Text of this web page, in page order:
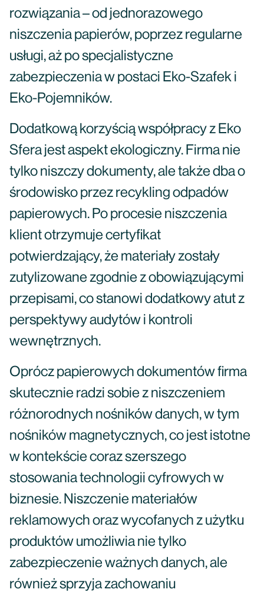
rozwiązania – od jednorazowego
niszczenia papierów, poprzez regularne
usługi, aż po specjalistyczne
zabezpieczenia w postaci Eko-Szafek i
Eko-Pojemników.
Dodatkową korzyścią współpracy z Eko
Sfera jest aspekt ekologiczny. Firma nie
tylko niszczy dokumenty, ale także dba o
środowisko przez recykling odpadów
papierowych. Po procesie niszczenia
klient otrzymuje certyfikat
potwierdzający, że materiały zostały
zutylizowane zgodnie z obowiązującymi
przepisami, co stanowi dodatkowy atut z
perspektywy audytów i kontroli
wewnętrznych.
Oprócz papierowych dokumentów firma
skutecznie radzi sobie z niszczeniem
różnorodnych nośników danych, w tym
nośników magnetycznych, co jest istotne
w kontekście coraz szerszego
stosowania technologii cyfrowych w
biznesie. Niszczenie materiałów
reklamowych oraz wycofanych z użytku
produktów umożliwia nie tylko
zabezpieczenie ważnych danych, ale
również sprzyja zachowaniu